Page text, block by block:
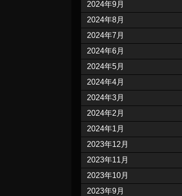
2024年9月
2024年8月
2024年7月
2024年6月
2024年5月
2024年4月
2024年3月
2024年2月
2024年1月
2023年12月
2023年11月
2023年10月
2023年9月